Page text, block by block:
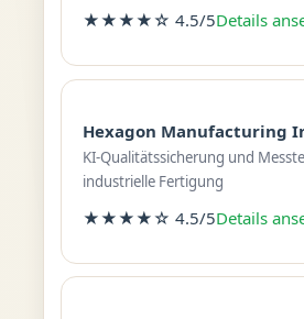
★★★★☆ 4.5/5Details
Hexagon Manufacturing
KI-Qualitätssicherung und
industrielle Fertigung
★★★★☆ 4.5/5Details